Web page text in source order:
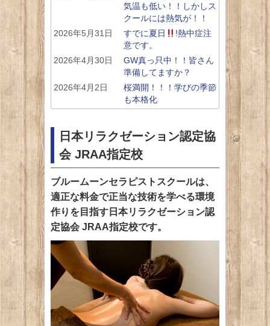
気温も低い！！しかしス
クールには熱気が！！
2026年5月31日
すでに夏日
!熱中症注
意です。
2026年4月30日
GW真っ只中！！皆さん
準備してますか？
2026年4月2日
桜満開！！！学びの季節
も本格化
日本リラクゼーション認定協
会 JRAA指定校
ブルームーンセラピストスクールは、
適正な料金で正当な技術を学べる環境
作りを目指す日本リラクゼーション認
定協会 JRAA指定校です。